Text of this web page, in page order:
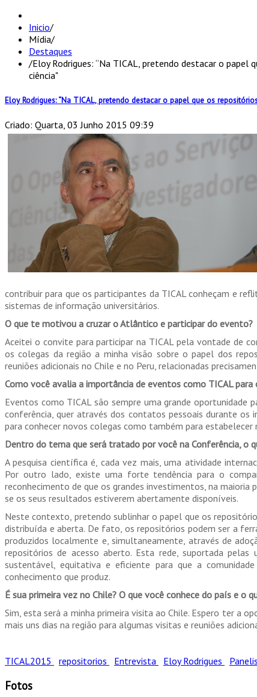
Inicio/
Mídia/
Destaques
/Eloy Rodrigues: “Na TICAL, pretendo destacar o
ciência"
Eloy Rodrigues: “Na TICAL, pretendo destacar o papel que os
Criado: Quarta, 03 Junho 2015 09:39
contribuir para que os participantes da TICAL conheçam e
sistemas de informação universitários.
O que te motivou a cruzar o Atlântico e participar do evento?
Aceitei o convite para participar na TICAL pela vontade de
os colegas da região a minha visão sobre o papel dos
reuniões adicionais no Chile e no Peru, relacionadas
Como você avalia a importância de eventos como TICAL
Eventos como TICAL são sempre uma grande oportunidade
conferência, quer através dos contatos pessoais durante
para conhecer novos colegas como também para
Dentro do tema que será tratado por você na Conferência, o
A pesquisa científica é, cada vez mais, uma atividade
Por outro lado, existe uma forte tendência para o
reconhecimento de que os grandes investimentos, na maioria
se os seus resultados estiverem abertamente disponíveis.
Neste contexto, pretendo sublinhar o papel que os
distribuída e aberta. De fato, os repositórios podem ser a
produzidos localmente e, simultaneamente, através de
repositórios de acesso aberto. Esta rede, suportada
sustentável, equitativa e eficiente para que a
conhecimento que produz.
É sua primeira vez no Chile? O que você conhece do país e
Sim, esta será a minha primeira visita ao Chile. Espero ter a
mais uns dias na região para algumas visitas e reuniões
TICAL2015 repositorios Entrevista Eloy Rodrigues
Fotos